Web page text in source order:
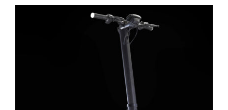
ACCOUNT
CARRELLO